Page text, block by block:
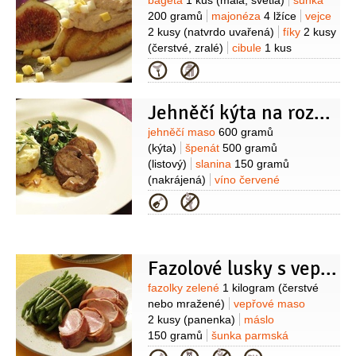
1 kus
(malá)
strouhanka
2 lžíce
mouka pšeničná hrubá
1 lžíce
česnek
1 stroužek
majoránka
pepř
(mletý)
sůl
200 gramů
majonéza 4 lžíce
vejce
2 kusy (natvrdo uvařená) fíky 2 kusy
(čerstvé, zralé)
cibule 1 kus
(malá)
karamel
(tekutý)
sójová omáčka
Kategorie
Jehněčí kýta na rozmarýnu se špenátem
Suroviny
jehněčí maso 600 gramů
(kýta)
špenát 500 gramů
(listový)
slanina 150 gramů
(nakrájená)
víno červené
2 decilitry
(větší)
česnek5 stroužků
jalovec
500 gramů
(oloupané, uvařené
doměkka)
máslo50 gramů
pórek
1/2kusu smetana1/2decilitru
pepř
(mletý)
sůl
Kategorie
Fazolové lusky s vepřovou panenkou
Suroviny
fazolky zelené 1 kilogram (čerstvé
nebo mražené)
vepřové maso
2 kusy (panenka)
máslo
150 gramů
šunka parmská
100 gramů
(nakrájená na tenké